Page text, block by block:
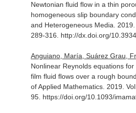
Newtonian fluid flow in a thin
homogeneous slip boundary
and Heterogeneous Media .
289-316. http://dx.doi.org/
Anguiano, María, Suárez Grau,
Nonlinear Reynolds equations
film fluid flows over a rough
of Applied Mathematics. 2019.
95. https://doi.org/10.1093/